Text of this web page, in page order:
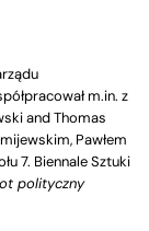
m.in. z
and Thomas
Pawłem
7. Biennale Sztuki
polityczny